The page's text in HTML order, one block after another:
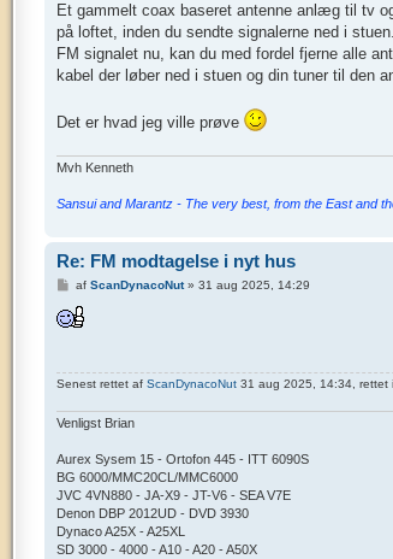
æ
g
Et gammelt coax baseret antenne anlæg til tv
på loftet, inden du sendte signalerne ned i
FM signalet nu, kan du med fordel fjerne alle
kabel der løber ned i stuen og din tuner til den
Det er hvad jeg ville prøve
Mvh Kenneth
Sansui and Marantz - The very best, from the East and
Re: FM modtagelse i nyt hus
d
l
af ScanDynacoNut» 31 aug 2025, 14:29
Senest rettet af ScanDynacoNut 31 aug 2025, 14:34, rettet
Venligst Brian
Aurex Sysem 15 - Ortofon 445 - ITT 6090S
BG 6000/MMC20CL/MMC6000
JVC 4VN880 - JA-X9 - JT-V6 - SEA V7E
Denon DBP 2012UD - DVD 3930
Dynaco A25X - A25XL
SD 3000 - 4000 - A10 - A20 - A50X